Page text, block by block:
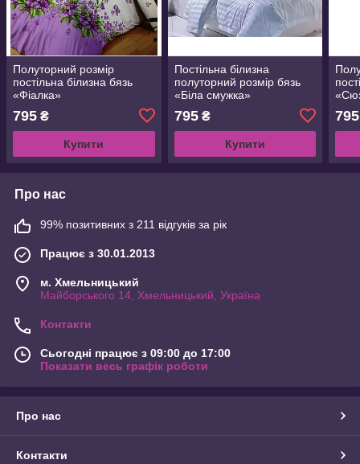
Полуторний розмір
постільна білизна бязь
«Фіалка»
795 ₴
Купити
Постільна білизна
полуторний розмір бязь
«Біла смужка»
795₴
Купити
795
Про нас
99% позитивних з 211 відгуків за рік
Працює з 30.01.2013
м. Хмельницький
Майборського 14, Хмельницький, Україна
Контакти
Сьогодні працює з 09:00 до 17:00
Показати весь графік роботи
Про нас
Контакти